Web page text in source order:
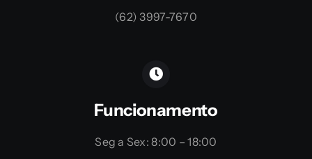
(62) 3997-7670
Funcionamento
Seg a Sex: 8:00 – 18:00